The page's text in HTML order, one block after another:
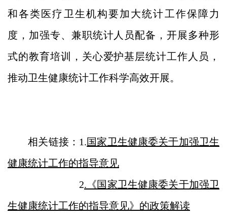
和各类医疗卫生机构要加大统计工作保障力
度，加强专、兼职统计人员配备，开展多种形
式的教育培训，关心爱护基层统计工作人员，
推动卫生健康统计工作科学高效开展。
相关链接：1.国家卫生健康委关于加强卫生
健康统计工作的指导意见
2.《国家卫生健康委关于加强卫
生健康统计工作的指导意见》的政策解读